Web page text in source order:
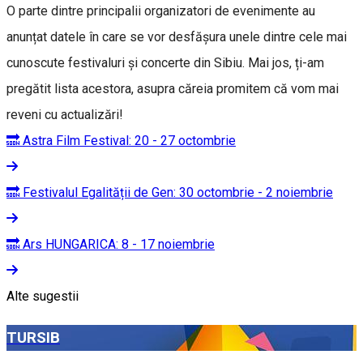
O parte dintre principalii organizatori de evenimente au
anunțat datele în care se vor desfășura unele dintre cele mai
cunoscute festivaluri și concerte din Sibiu. Mai jos, ți-am
pregătit lista acestora, asupra căreia promitem că vom mai
reveni cu actualizări!
🔜 Astra Film Festival: 20 - 27 octombrie
🔜 Festivalul Egalității de Gen: 30 octombrie - 2 noiembrie
🔜 Ars HUNGARICA: 8 - 17 noiembrie
Alte sugestii
TURSIB